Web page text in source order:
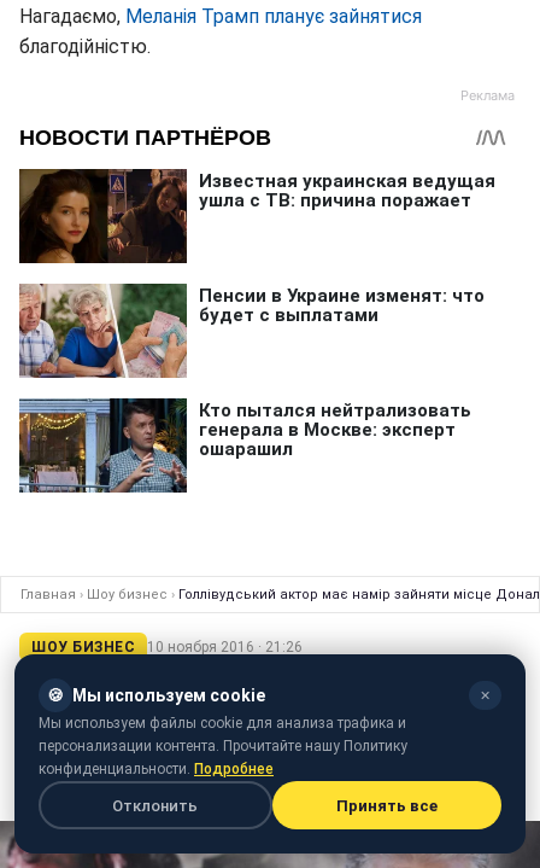
Нагадаємо, Меланія Трамп планує зайнятися
благодійністю.
Главная › Шоу бизнес › Голлівудський актор має намір зайняти місце
ШОУ БИЗНЕС 10 ноября 2016 · 21:26
Голлівудський актор має намір зайняти
місце Дональда Трампа в 2020 році
Рон Перлман назвав себе кандидатом в наступні
президенти США
🍪 Мы используем cookie ✕
Мы используем файлы cookie для анализа трафика и
персонализации контента. Прочитайте нашу Политику
конфиденциальности. Подробнее
Отклонить Принять все